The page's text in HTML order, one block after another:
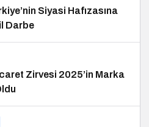
Siyasi Hafızasına
Darbe
Zirvesi 2025’in Marka